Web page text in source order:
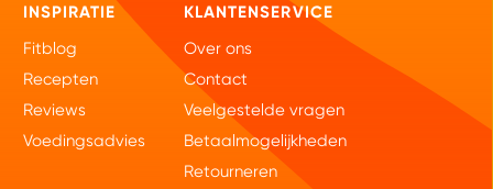
INSPIRATIE
Fitblog
Recepten
Reviews
Voedingsadvies
KLANTENSERVICE
Over ons
Contact
Veelgestelde vragen
Betaalmogelijkheden
Retourneren